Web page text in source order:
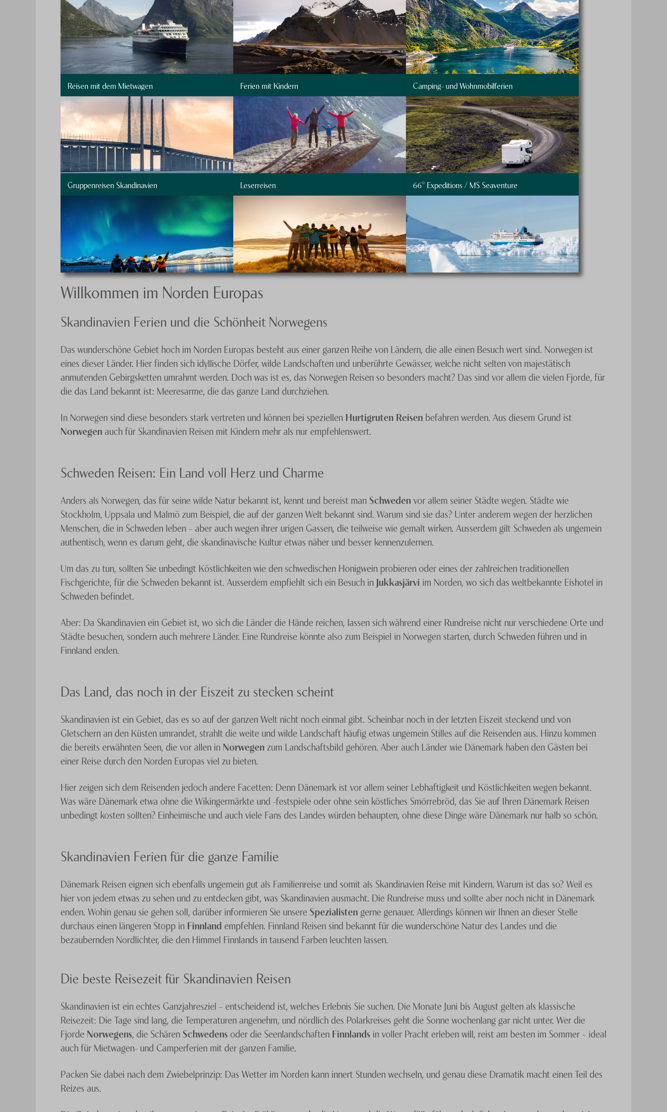
Reisen mit dem Mietwagen Ferien mit Kindern Camping- und Wohnmobilferien
Gruppenreisen Skandinavien Leserreisen 66° Expeditions / MS Seaventure
Willkommen im Norden Europas
Skandinavien Ferien und die Schönheit Norwegens
Das wunderschöne Gebiet hoch im Norden Europas besteht aus einer ganzen Reihe von Ländern, die alle einen Besuch wert sind. Norwegen ist
eines dieser Länder. Hier finden sich idyllische Dörfer, wilde Landschaften und unberührte Gewässer, welche nicht selten von majestätisch
anmutenden Gebirgsketten umrahmt werden. Doch was ist es, das Norwegen Reisen so besonders macht? Das sind vor allem die vielen Fjorde, für
die das Land bekannt ist: Meeresarme, die das ganze Land durchziehen.
In Norwegen sind diese besonders stark vertreten und können bei speziellen Hurtigruten Reisen befahren werden. Aus diesem Grund ist
Norwegenauch für Skandinavien Reisen mit Kindern mehr als nur empfehlenswert.
Schweden Reisen: Ein Land voll Herz und Charme
Anders als Norwegen, das für seine wilde Natur bekannt ist, kennt und bereist man Schwedenvor allem seiner Städte wegen. Städte wie
Stockholm, Uppsala und Malmö zum Beispiel, die auf der ganzen Welt bekannt sind. Warum sind sie das? Unter anderem wegen der herzlichen
Menschen, die in Schweden leben – aber auch wegen ihrer urigen Gassen, die teilweise wie gemalt wirken. Ausserdem gilt Schweden als ungemein
authentisch, wenn es darum geht, die skandinavische Kultur etwas näher und besser kennenzulernen.
Um das zu tun, sollten Sie unbedingt Köstlichkeiten wie den schwedischen Honigwein probieren oder eines der zahlreichen traditionellen
Fischgerichte, für die Schweden bekannt ist. Ausserdem empfiehlt sich ein Besuch in Jukkasjärvi im Norden, wo sich das weltbekannte Eishotel in
Schweden befindet.
Aber: Da Skandinavien ein Gebiet ist, wo sich die Länder die Hände reichen, lassen sich während einer Rundreise nicht nur verschiedene Orte und
Städte besuchen, sondern auch mehrere Länder. Eine Rundreise könnte also zum Beispiel in Norwegen starten, durch Schweden führen und in
Finnland enden.
Das Land, das noch in der Eiszeit zu stecken scheint
Skandinavien ist ein Gebiet, das es so auf der ganzen Welt nicht noch einmal gibt. Scheinbar noch in der letzten Eiszeit steckend und von
Gletschern an den Küsten umrandet, strahlt die weite und wilde Landschaft häufig etwas ungemein Stilles auf die Reisenden aus. Hinzu kommen
die bereits erwähnten Seen, die vor allen in Norwegen zum Landschaftsbild gehören. Aber auch Länder wie Dänemark haben den Gästen bei
einer Reise durch den Norden Europas viel zu bieten.
Hier zeigen sich dem Reisenden jedoch andere Facetten: Denn Dänemark ist vor allem seiner Lebhaftigkeit und Köstlichkeiten wegen bekannt.
Was wäre Dänemark etwa ohne die Wikingermärkte und -festspiele oder ohne sein köstliches Smörrebröd, das Sie auf Ihren Dänemark Reisen
unbedingt kosten sollten? Einheimische und auch viele Fans des Landes würden behaupten, ohne diese Dinge wäre Dänemark nur halb so schön.
Skandinavien Ferien für die ganze Familie
Dänemark Reisen eignen sich ebenfalls ungemein gut als Familienreise und somit als Skandinavien Reise mit Kindern. Warum ist das so? Weil es
hier von jedem etwas zu sehen und zu entdecken gibt, was Skandinavien ausmacht. Die Rundreise muss und sollte aber noch nicht in Dänemark
enden. Wohin genau sie gehen soll, darüber informieren Sie unsere Spezialisten gerne genauer. Allerdings können wir Ihnen an dieser Stelle
durchaus einen längeren Stopp in Finnland empfehlen. Finnland Reisen sind bekannt für die wunderschöne Natur des Landes und die
bezaubernden Nordlichter, die den Himmel Finnlands in tausend Farben leuchten lassen.
Die beste Reisezeit für Skandinavien Reisen
Skandinavien ist ein echtes Ganzjahresziel – entscheidend ist, welches Erlebnis Sie suchen. Die Monate Juni bis August gelten als klassische
Reisezeit: Die Tage sind lang, die Temperaturen angenehm, und nördlich des Polarkreises geht die Sonne wochenlang gar nicht unter. Wer die
Fjorde Norwegens, die Schären Schwedensoder die Seenlandschaften Finnlands in voller Pracht erleben will, reist am besten im Sommer – ideal
auch für Mietwagen- und Camperferien mit der ganzen Familie.
Packen Sie dabei nach dem Zwiebelprinzip: Das Wetter im Norden kann innert Stunden wechseln, und genau diese Dramatik macht einen Teil des
Reizes aus.